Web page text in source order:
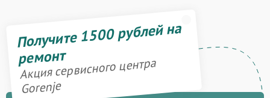
Получите 1500 рублей на
ремонт
Акция сервисного центра
Gorenje